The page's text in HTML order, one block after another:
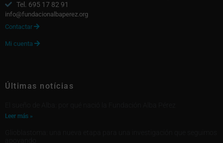
Tel. 695 17 82 91
info@fundacionalbaperez.org
Contactar 
Mi cuenta 
Últimas notícias
Leer más »